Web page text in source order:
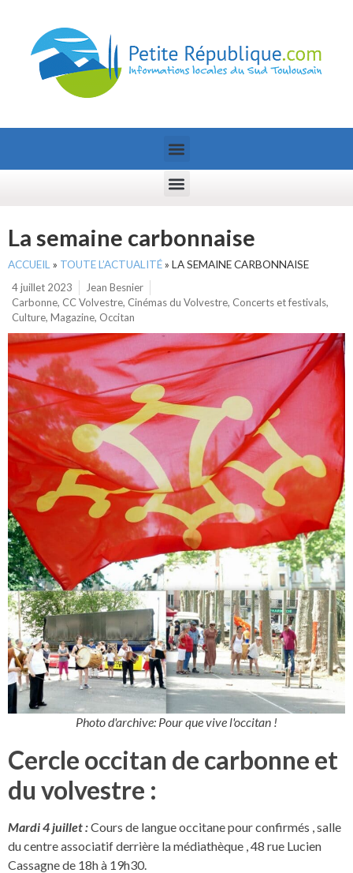
La semaine carbonnaise
ACCUEIL » TOUTE L’ACTUALITÉ» LA SEMAINE CARBONNAISE
4 juillet 2023
Jean Besnier
Carbonne, CC Volvestre, Cinémas du Volvestre, Concerts et festivals,
Culture, Magazine, Occitan
Photo d'archive: Pour que vive l'occitan !
Cercle occitan de carbonne et
du volvestre :
Mardi 4 juillet :Cours de langue occitane pour confirmés , salle
du centre associatif derrière la médiathèque , 48 rue Lucien
Cassagne de 18h à 19h30.